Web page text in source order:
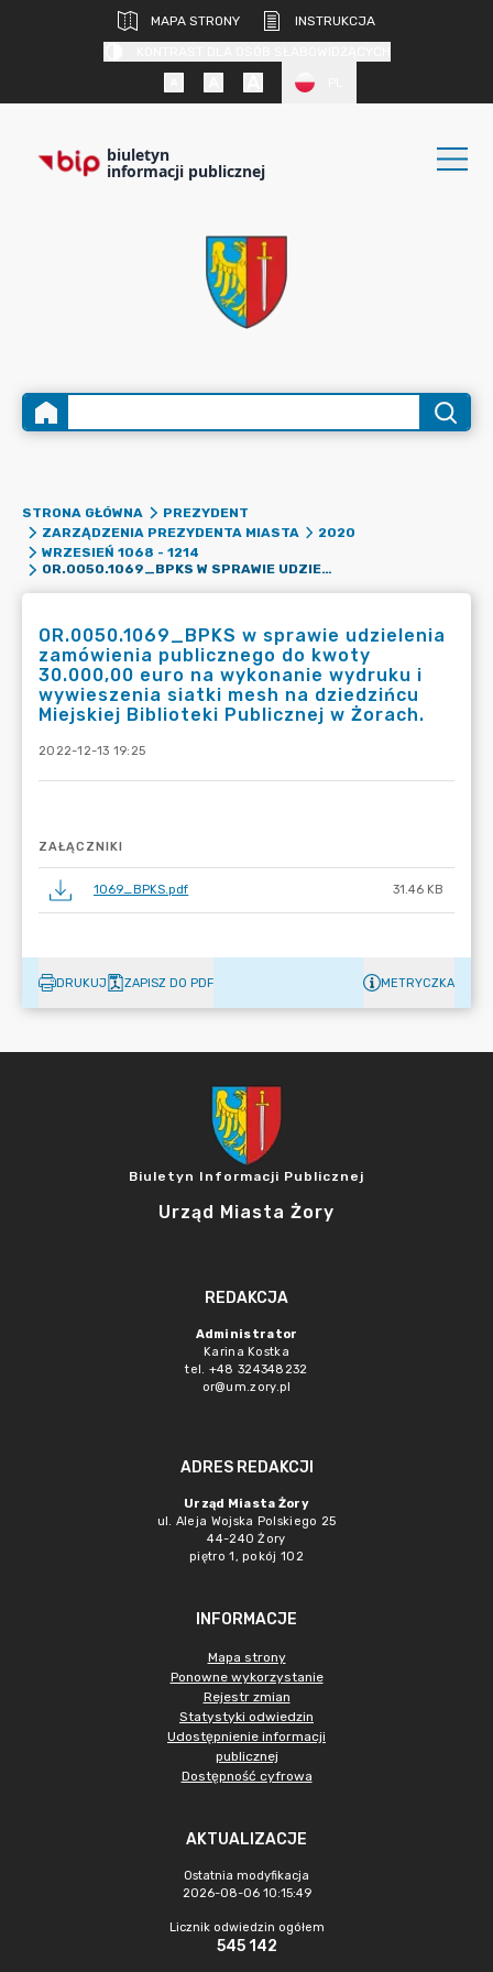
MAPA STRONY
INSTRUKCJA
biuletyn
informacji publicznej
STRONA GŁÓWNA
PREZYDENT
ZARZĄDZENIA PREZYDENTA MIASTA
2020
WRZESIEŃ 1068 - 1214
OR.0050.1069_BPKS W SPRAWIE UDZIELENIA ZAMÓWIENIA PUBLICZNEGO DO KWOTY 30.000,00 EURO NA WYKONANIE WYDRUKU I WYWIESZENIA SIATKI MESH NA DZIEDZIŃCU MIEJSKIEJ BIBLIOTEKI PUBLICZNEJ W ŻORACH.
OR.0050.1069_BPKS w sprawie udzielenia
zamówienia publicznego do kwoty
30.000,00 euro na wykonanie wydruku i
wywieszenia siatki mesh na dziedzińcu
Miejskiej Biblioteki Publicznej w Żorach.
2022-12-13 19:25
ZAŁĄCZNIKI
1069_BPKS.pdf 31.46 KB
DRUKUJ ZAPISZ DO PDF METRYCZKA
Biuletyn Informacji Publicznej
Urząd Miasta Żory
REDAKCJA
Administrator
Karina Kostka
tel. +48 324348232
or@um.zory.pl
ADRES REDAKCJI
Urząd Miasta Żory
ul. Aleja Wojska Polskiego 25
44-240 Żory
piętro 1, pokój 102
INFORMACJE
Mapa strony
Ponowne wykorzystanie
Rejestr zmian
Statystyki odwiedzin
Udostępnienie informacji
publicznej
Dostępność cyfrowa
AKTUALIZACJE
Ostatnia modyfikacja
2026-08-06 10:15:49
Licznik odwiedzin ogółem
545 142